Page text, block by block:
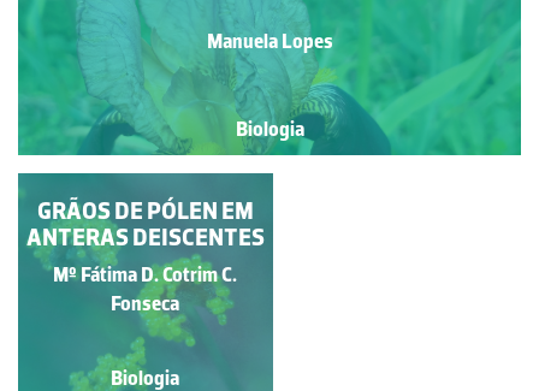
Manuela Lopes
Biologia
FLOR DE MARACUJÁ
(PASSIFLORA EDULIS
SIMS.)
João Pontes Vieira Branco
Biologia
GRÃOS DE PÓLEN EM
ANTERAS DEISCENTES
Mº Fátima D. Cotrim C.
Fonseca
Biologia